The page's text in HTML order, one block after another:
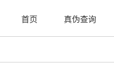
首页 真伪查询